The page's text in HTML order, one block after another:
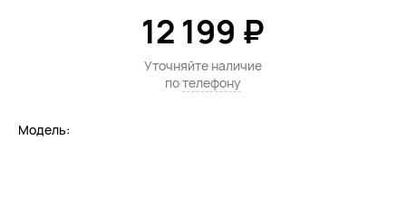
Модель:
12 199 ₽
Уточняйте наличие
потелефону